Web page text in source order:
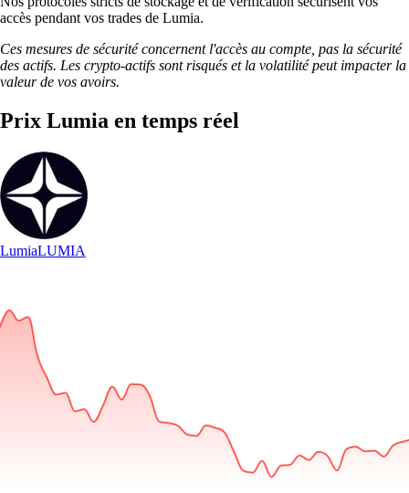
accès pendant vos trades de Lumia.
Ces mesures de sécurité concernent l'accès au compte, pas la sécurité
des actifs. Les crypto-actifs sont risqués et la volatilité peut impacter la
valeur de vos avoirs.
Prix Lumia en temps réel
LumiaLUMIA